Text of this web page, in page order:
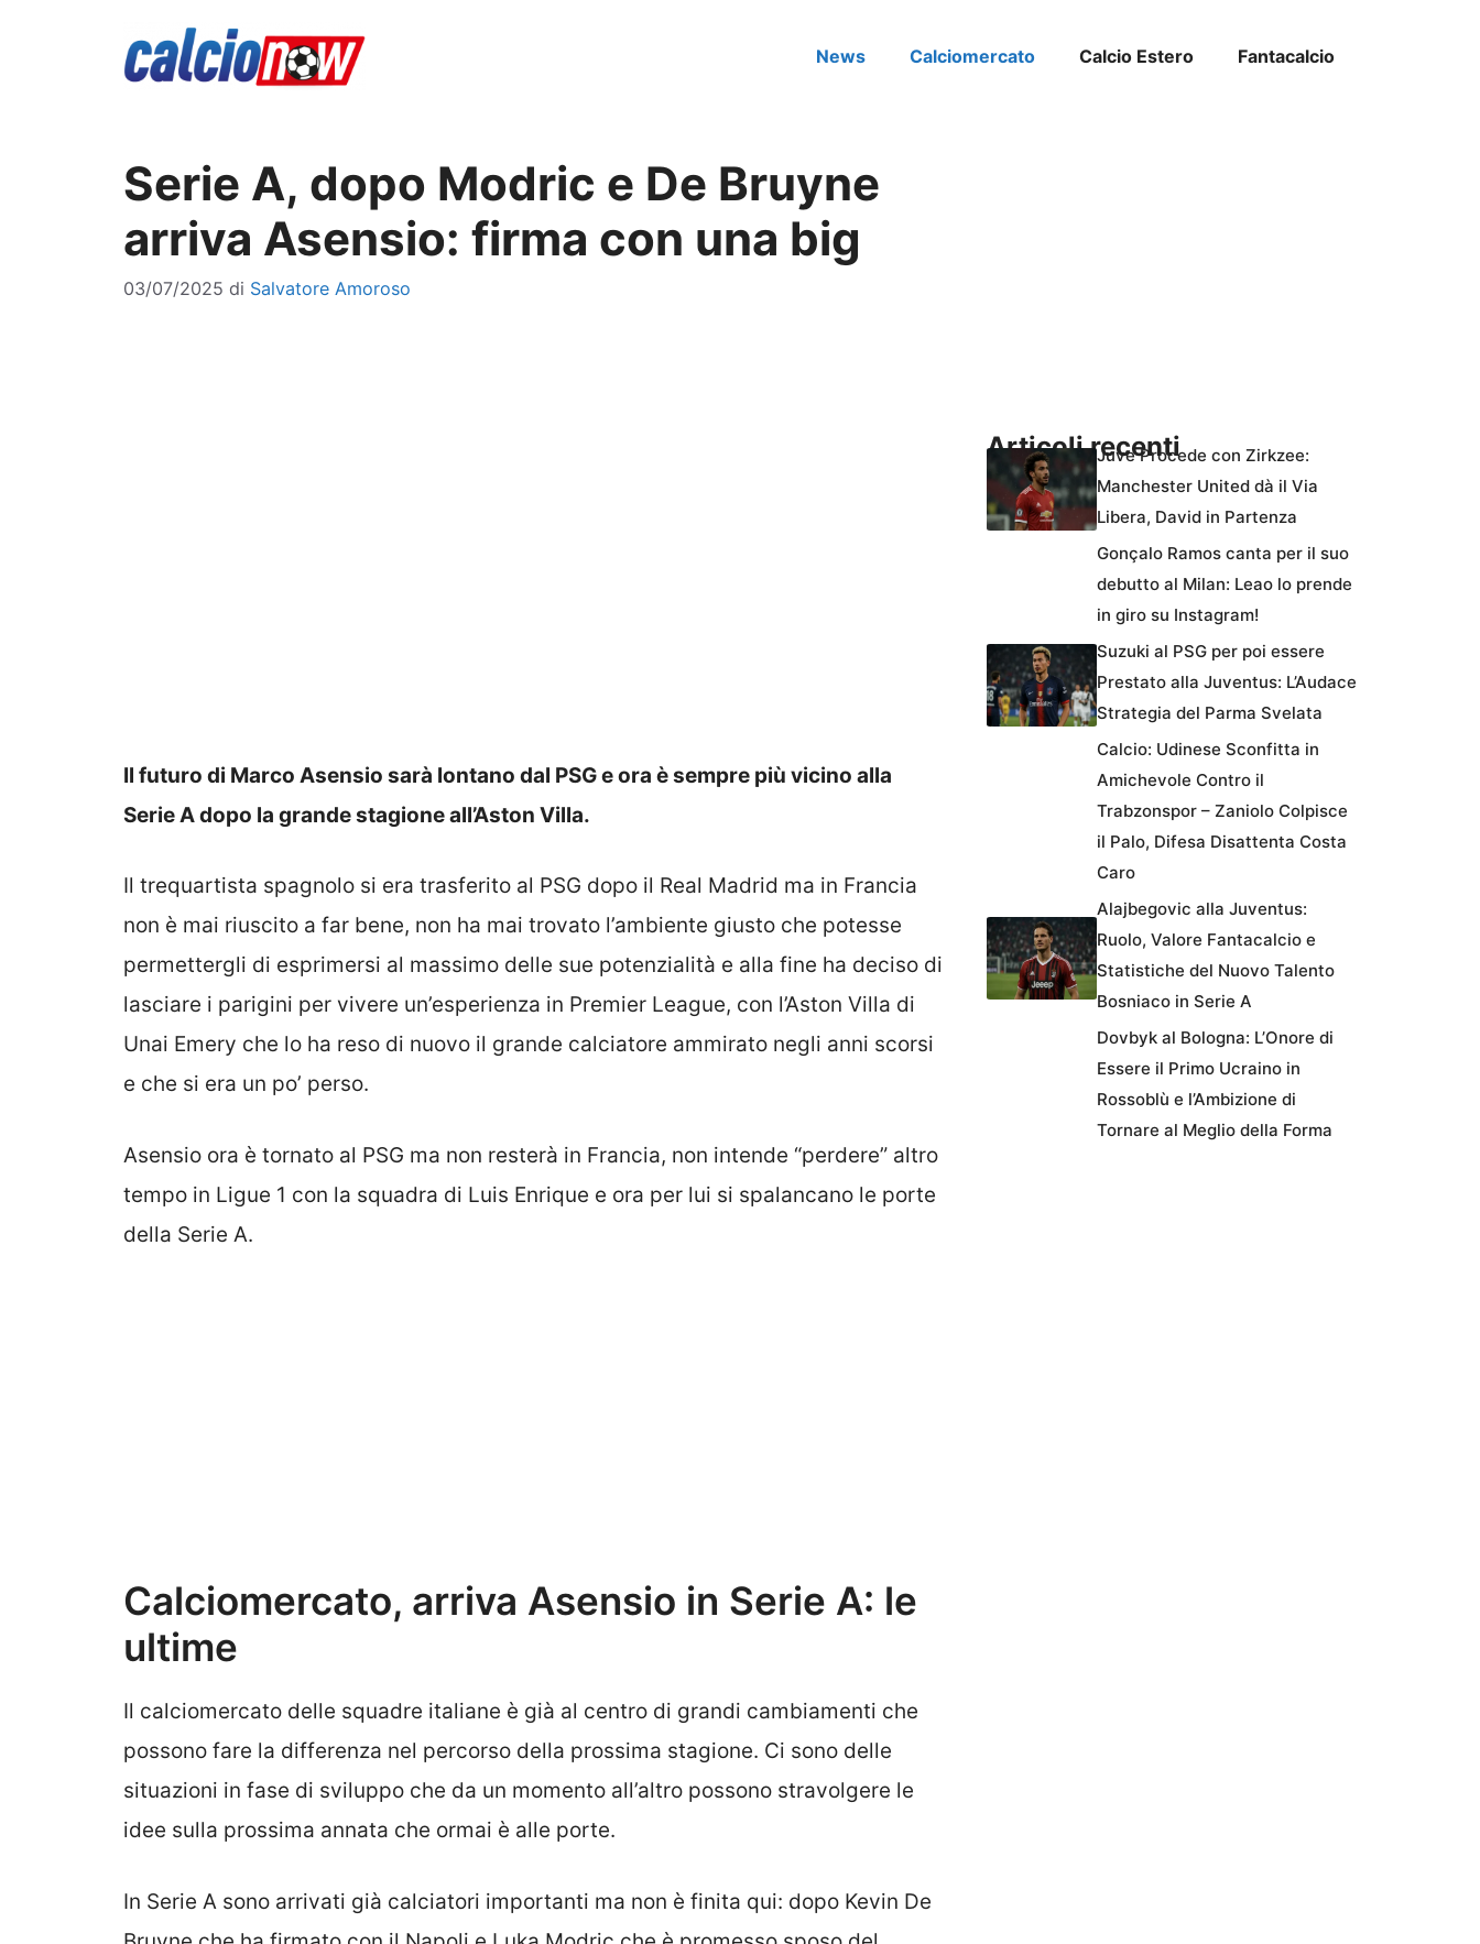
News Calciomercato Calcio Estero Fantacalcio
Serie A, dopo Modric e De Bruyne
arriva Asensio: firma con una big
03/07/2025 di Salvatore Amoroso
Il futuro di Marco Asensio sarà lontano dal PSG e ora è sempre più vicino alla
Serie A dopo la grande stagione all’Aston Villa.
Il trequartista spagnolo si era trasferito al PSG dopo il Real Madrid ma in Francia
non è mai riuscito a far bene, non ha mai trovato l’ambiente giusto che potesse
permettergli di esprimersi al massimo delle sue potenzialità e alla fine ha deciso di
lasciare i parigini per vivere un’esperienza in Premier League, con l’Aston Villa di
Unai Emery che lo ha reso di nuovo il grande calciatore ammirato negli anni scorsi
e che si era un po’ perso.
Asensio ora è tornato al PSG ma non resterà in Francia, non intende “perdere” altro
tempo in Ligue 1 con la squadra di Luis Enrique e ora per lui si spalancano le porte
della Serie A.
Calciomercato, arriva Asensio in Serie A: le
ultime
Il calciomercato delle squadre italiane è già al centro di grandi cambiamenti che
possono fare la differenza nel percorso della prossima stagione. Ci sono delle
situazioni in fase di sviluppo che da un momento all’altro possono stravolgere le
idee sulla prossima annata che ormai è alle porte.
In Serie A sono arrivati già calciatori importanti ma non è finita qui: dopo Kevin De
Articoli recentiJuve Procede con Zirkzee:
Manchester United dà il Via
Libera, David in Partenza
Gonçalo Ramos canta per il suo
debutto al Milan: Leao lo prende
in giro su Instagram!
Suzuki al PSG per poi essere
Prestato alla Juventus: L’Audace
Strategia del Parma Svelata
Calcio: Udinese Sconfitta in
Amichevole Contro il
Trabzonspor – Zaniolo Colpisce
il Palo, Difesa Disattenta Costa
Caro
Alajbegovic alla Juventus:
Ruolo, Valore Fantacalcio e
Statistiche del Nuovo Talento
Bosniaco in Serie A
Dovbyk al Bologna: L’Onore di
Essere il Primo Ucraino in
Rossoblù e l’Ambizione di
Tornare al Meglio della Forma